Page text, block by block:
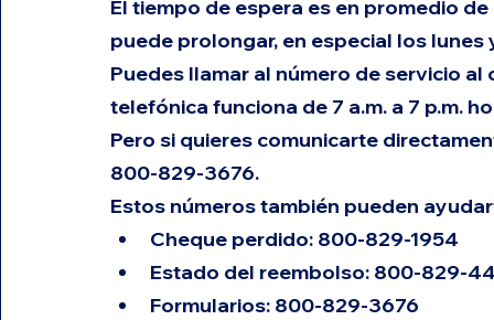
El tiempo de espera es en promedio
puede prolongar, en especial los lunes
Puedes llamar al número de servicio al
telefónica funciona de 7 a.m. a 7 p.m.
Pero si quieres comunicarte
800-829-3676.
Estos números también pueden
Cheque perdido: 800-829-1954
Estado del reembolso: 800-829-
Formularios: 800-829-3676